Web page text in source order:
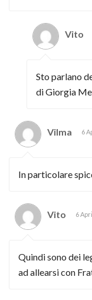
Vito
Sto parlano
di Giorgia
Vilma 6
In particolare
Vito 6
Quindi sono dei
ad allearsi con